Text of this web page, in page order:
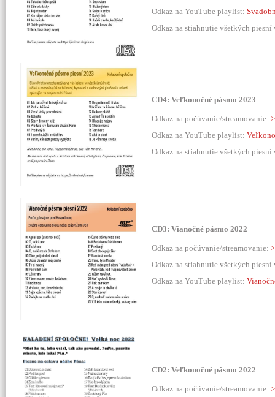
Odkaz na YouTube playlist:
Odkaz na stiahnutie všetkých
CD4: Veľkonočné pásmo 2023
Odkaz na počúvanie/streamovanie:
Odkaz na YouTube playlist:
Odkaz na stiahnutie všetkých
CD3: Vianočné pásmo 2022
Odkaz na počúvanie/streamovanie:
Odkaz na stiahnutie všetkých
Odkaz na YouTube playlist:
CD2: Veľkonočné pásmo 2022
Odkaz na počúvanie/streamovanie: